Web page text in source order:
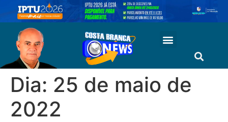
Dia: 25 de maio de
2022